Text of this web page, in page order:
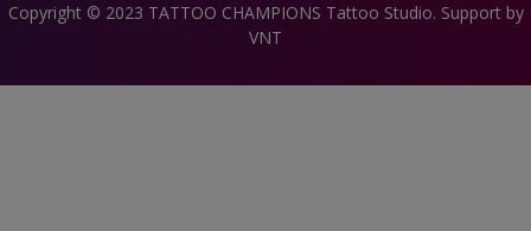
Copyright © 2023 TATTOO CHAMPIONS Tattoo Studio. Support by
VNT